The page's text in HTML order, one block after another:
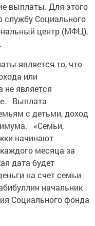
выплаты. Для этого
службу Социального
центр (МФЦ),
является то, что
или
является
Выплата
с детьми, доход
«Семьи,
начинают
месяца за
дата будет
на счет семьи
начальник
Социального фонда